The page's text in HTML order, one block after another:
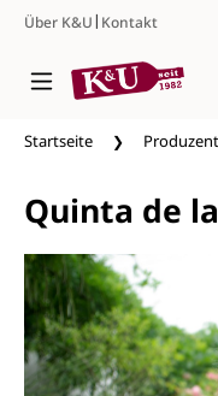
Zum Hauptinhalt
Über K&U| Kontakt
Startseite
Quinta de